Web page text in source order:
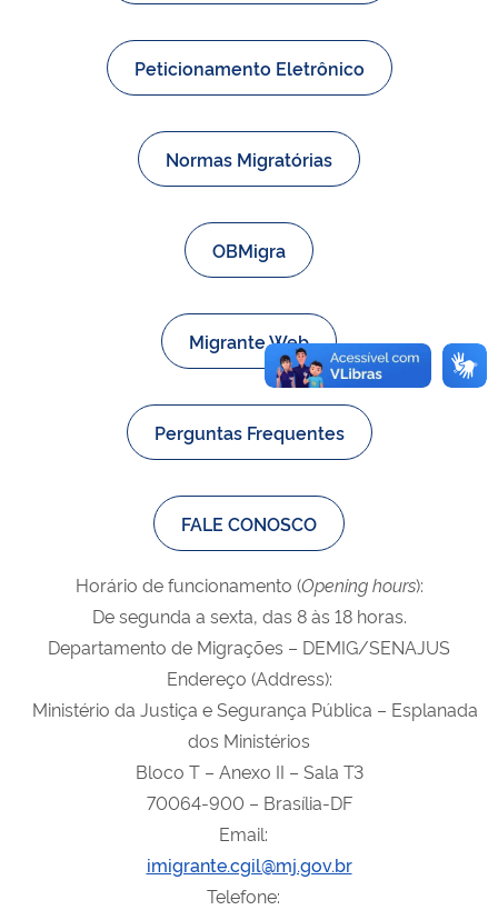
Peticionamento Eletrônico
Normas Migratórias
OBMigra
Migrante Web
Perguntas Frequentes
FALE CONOSCO
Horário de funcionamento (Opening hours):
De segunda a sexta, das 8 às 18 horas.
Departamento de Migrações – DEMIG/SENAJUS
Endereço (Address):
Ministério da Justiça e Segurança Pública – Esplanada
dos Ministérios
Bloco T – Anexo II – Sala T3
70064-900 – Brasília-DF
Email:
imigrante.cgil@mj.gov.br
Telefone: